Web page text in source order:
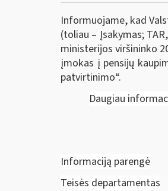
Informuojame, kad
(toliau – Įsakymas;
ministerijos viršininko
įmokas į pensijų
patvirtinimo“.
Daugiau
Informaciją parengė
Teisės departamentas